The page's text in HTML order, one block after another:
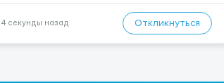
зависимости от отдела и должност...
4 секунды назад Откликнуться